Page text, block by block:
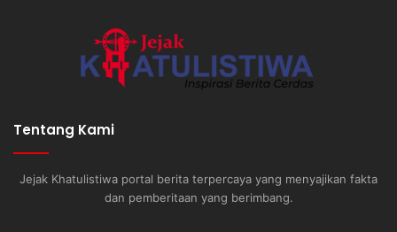
Tentang Kami
Jejak Khatulistiwa portal berita terpercaya yang menyajikan fakta
dan pemberitaan yang berimbang.